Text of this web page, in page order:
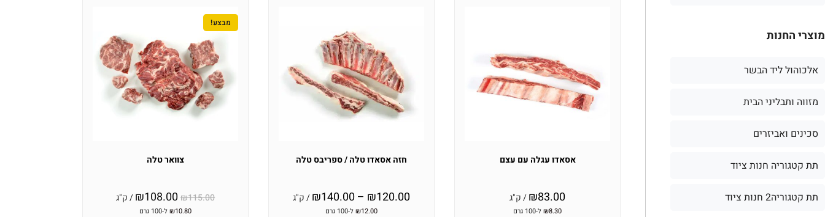
מוצרי החנות
אלכוהול ליד הבשר
מזווה ותבליני הבית
סכינים ואביזרים
תת קטגוריה חנות ציוד
תת קטגוריה2 חנות ציוד
אסאדו עגלה עם עצם
₪83.00 / ק"ג
₪8.30 ל-100 גרם
חזה אסאדו טלה / ספריבס טלה
₪120.00
–
₪140.00 / ק"ג
₪12.00 ל-100 גרם
מבצע!
צוואר טלה
₪115.00
₪108.00 / ק"ג
₪10.80 ל-100 גרם